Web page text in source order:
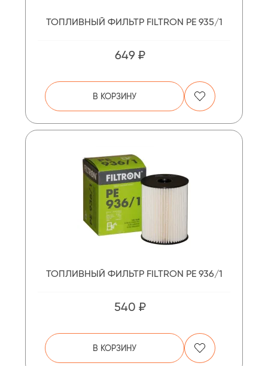
ТОПЛИВНЫЙ ФИЛЬТР FILTRON PE 935/1
649 ₽
В КОРЗИНУ
ТОПЛИВНЫЙ ФИЛЬТР FILTRON PE 936/1
540 ₽
В КОРЗИНУ